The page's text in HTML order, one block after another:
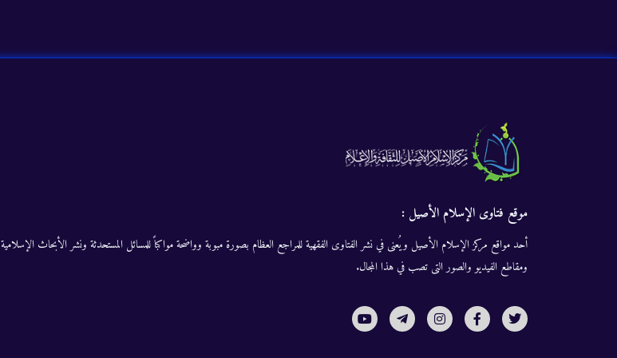
موقع فتاوى الإسلام الأصيل :
أحد مواقع مركز الإسلام الأصيل ويُعنى في نشر الفتاوى الفقهية للمراجع العظام بصورة مبوبة وواضحة مواكباً للمسائل المستحدثة ونشر الأبحاث الإسلامية
ومقاطع الفيديو والصور التى تصب في هذا المجال.